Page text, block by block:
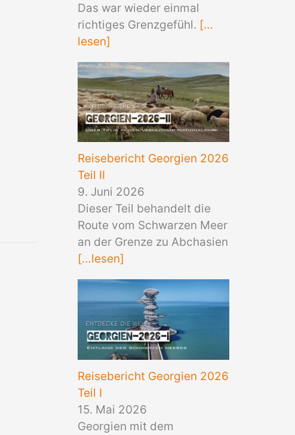
Das war wieder einmal
richtiges Grenzgefühl. […
lesen]
Reisebericht Georgien 2026
Teil II
9. Juni 2026
Dieser Teil behandelt die
Route vom Schwarzen Meer
an der Grenze zu Abchasien
[…lesen]
Reisebericht Georgien 2026
Teil I
15. Mai 2026
Georgien mit dem